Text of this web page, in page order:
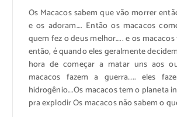
Os Macacos sabem que vão morrer
e os adoram…. Então os macacos
quem fez o deus melhor….. e os
então, é quando eles geralmente
hora de começar a matar uns aos
macacos fazem a guerra….. eles
hidrogênio….Os macacos tem o planeta
pra explodir Os macacos não sabem o